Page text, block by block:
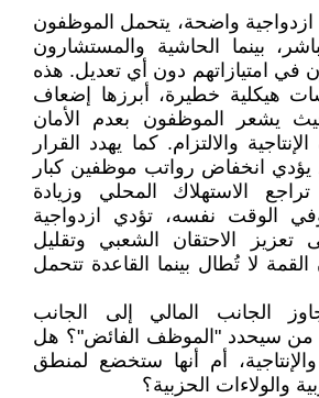
واضحة، يتحمل الموظفون
بينما الحاشية والمستشارون
في امتيازاتهم دون أي تعديل. هذه
هيكلية خطيرة، أبرزها إضعاف
يشعر الموظفون بعدم الأمان
والالتزام. كما يهدد القرار
يؤدي انخفاض رواتب موظفين كبار
الاستهلاك المحلي وزيادة
الوقت نفسه، تؤدي ازدواجية
تعزيز الاحتقان الشعبي وتقليل
لا تُطال بينما القاعدة تتحمل
الجانب المالي إلى الجانب
من سيحدد "الموظف الفائض"؟ هل
أم أنها ستخضع لمنطق
والولاءات الحزبية؟